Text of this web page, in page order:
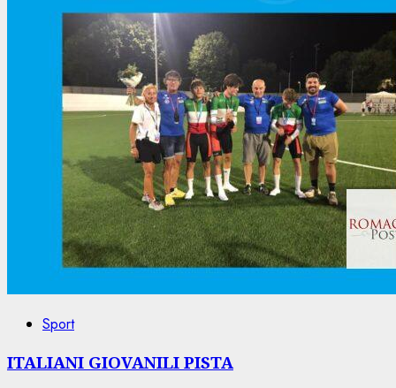
Sport
ITALIANI GIOVANILI PISTA